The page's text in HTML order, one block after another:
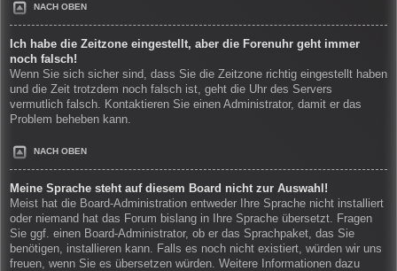
NACH OBEN
Ich habe die Zeitzone eingestellt, aber die Forenuhr geht immer
noch falsch!
Wenn Sie sich sicher sind, dass Sie die Zeitzone richtig eingestellt haben
und die Zeit trotzdem noch falsch ist, geht die Uhr des Servers
vermutlich falsch. Kontaktieren Sie einen Administrator, damit er das
Problem beheben kann.
NACH OBEN
Meine Sprache steht auf diesem Board nicht zur Auswahl!
Meist hat die Board-Administration entweder Ihre Sprache nicht installiert
oder niemand hat das Forum bislang in Ihre Sprache übersetzt. Fragen
Sie ggf. einen Board-Administrator, ob er das Sprachpaket, das Sie
benötigen, installieren kann. Falls es noch nicht existiert, würden wir uns
freuen, wenn Sie es übersetzen würden. Weitere Informationen dazu